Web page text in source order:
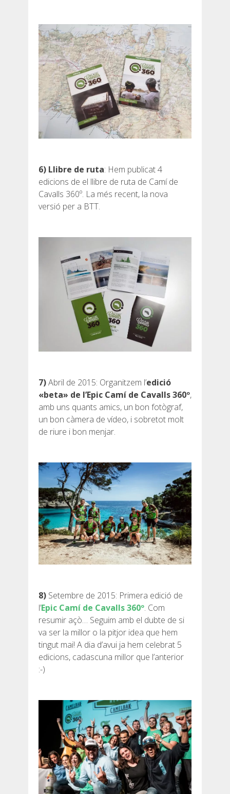
BLOG
ESPAÑOL
ENGLISH
FRANÇAIS
6) Llibre de ruta: Hem publicat 4
edicions de el llibre de ruta de Camí de
Cavalls 360º. La més recent, la nova
versió per a BTT.
7)Abril de 2015: Organitzem l’edició
«beta» de l’Epic Camí de Cavalls 360º,
amb uns quants amics, un bon fotògraf,
un bon càmera de vídeo, i sobretot molt
de riure i bon menjar.
8) Setembre de 2015: Primera edició de
l’Epic Camí de Cavalls 360º. Com
resumir açò… Seguim amb el dubte de si
va ser la millor o la pitjor idea que hem
tingut mai! A dia d’avui ja hem celebrat 5
edicions, cadascuna millor que l’anterior
:-)